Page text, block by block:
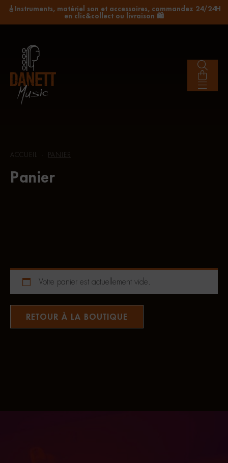
🎸Instruments, matériel son et accessoires, commandez 24/24H
en clic&collect ou livraison 🛍️
Panier
ACCUEIL PANIER
Votre panier est actuellement vide.
RETOUR À LA BOUTIQUE